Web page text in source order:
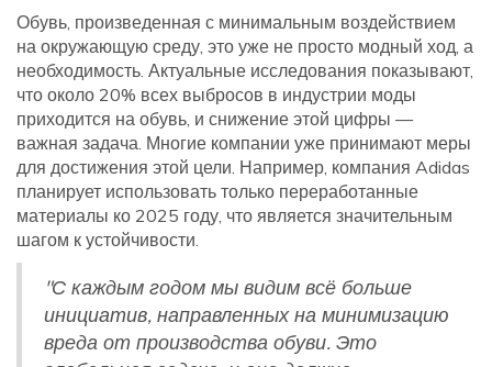
Обувь, произведенная с минимальным воздействием
на окружающую среду, это уже не просто модный ход, а
необходимость. Актуальные исследования показывают,
что около 20% всех выбросов в индустрии моды
приходится на обувь, и снижение этой цифры —
важная задача. Многие компании уже принимают меры
для достижения этой цели. Например, компания Adidas
планирует использовать только переработанные
материалы ко 2025 году, что является значительным
шагом к устойчивости.
"С каждым годом мы видим всё больше
инициатив, направленных на минимизацию
вреда от производства обуви. Это